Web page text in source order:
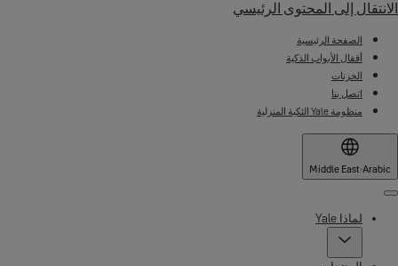
الانتقال إلى المحتوى الرئيسي
الصفحة الرئيسية
أقفال الأبواب الذكية
الخزنات
اتصل بنا
منظومة Yale الئكية المنزلية
Middle East·Arabic
Menu
لماذا Yale